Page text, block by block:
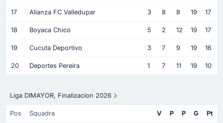
17 Alianza FC Valledupar 3 8 8 19 17
18 Boyaca Chico 5 2 12 19 17
19 Cucuta Deportivo 3 7 9 19 16
20 Deportes Pereira 1 7 11 19 10
Liga DIMAYOR, Finalizacion 2026
Pos Squadra V P P G Pt